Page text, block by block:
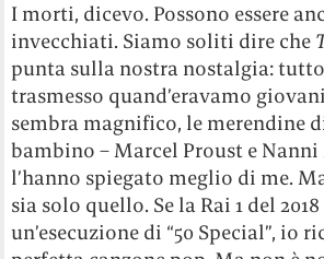
I morti, dicevo. Possono essere
invecchiati. Siamo soliti dire che
punta sulla nostra nostalgia:
trasmesso quand’eravamo
sembra magnifico, le merendine
bambino – Marcel Proust e
l’hanno spiegato meglio di me.
sia solo quello. Se la Rai 1 del
un’esecuzione di “50 Special”, io